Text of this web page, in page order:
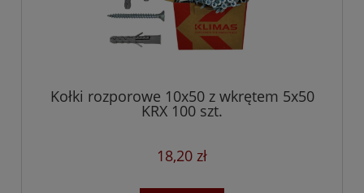
Kołki rozporowe 10x50 z wkrętem 5x50
KRX 100 szt.
18,20 zł